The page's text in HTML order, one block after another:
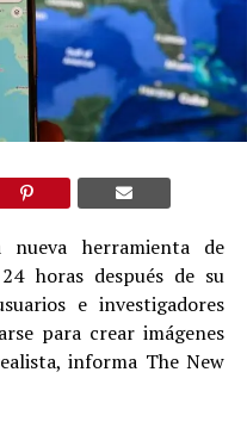
nueva herramienta de
horas después de su
e investigadores
para crear imágenes
informa The New